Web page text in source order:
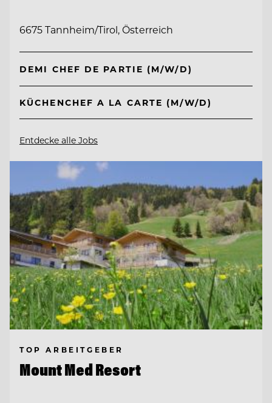
6675 Tannheim/Tirol, Österreich
DEMI CHEF DE PARTIE (M/W/D)
KÜCHENCHEF A LA CARTE (M/W/D)
Entdecke alle Jobs
TOP ARBEITGEBER
Mount Med Resort